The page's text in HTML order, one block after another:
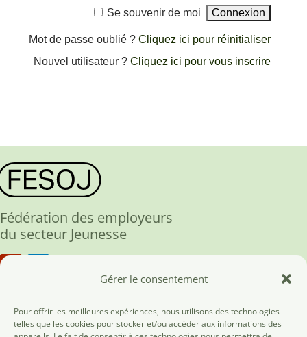
Gérer le consentement
Pour offrir les meilleures expériences, nous utilisons des technologies
telles que les cookies pour stocker et/ou accéder aux informations des
Se souvenir de moi
Mot de passe oublié ?Cliquez ici pour réinitialiser
Nouvel utilisateur ?Cliquez ici pour vous inscrire
Fédération des employeurs
du secteur Jeunesse
Fesoj ASBL